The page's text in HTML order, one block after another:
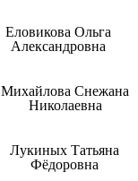
Еловикова Ольга
Александровна
Михайлова Снежана
Николаевна
Лукиных Татьяна
Фёдоровна